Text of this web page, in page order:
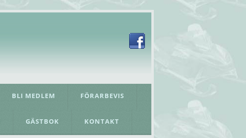
BLI MEDLEM FÖRARBEVIS
GÄSTBOK KONTAKT